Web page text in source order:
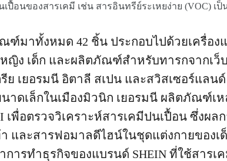
ปื้อนของสารเคมี เช่น สารอินทรีย์ระเหยง่าย (VOC) เป็
มาทั้งหมด 42 ชิ้น ประกอบไปด้วยเครื่อง
ญิง เด็ก และผลิตภัณฑ์สำหรับทารกจากเว็บ
ย เยอรมนี อิตาลี สเปน และสวิสเซอร์แลน
ดเล็กในเมืองมิวนิก เยอรมนี ผลิตภัณฑ์เห
เพื่อตรวจวิเคราะห์สารเคมีปนเปื้อน ซึ่งผล
และสารฟอมาลดีไฮน์ในชุดแต่งกายของเ
ารทำธุรกิจของแบรนด์ SHEIN ที่ใช้สารเ